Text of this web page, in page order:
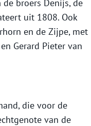
broers Denijs, de
uit 1808. Ook
en de Zijpe, met
Gerard Pieter van
die voor de
van de